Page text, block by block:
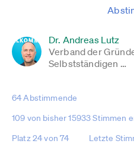
Dr. Andreas Lutz
Verband der
Selbstständigen …
64 Abstimmende
109 von bisher 15933 Stimmen
Platz 24 von 74
Letzte